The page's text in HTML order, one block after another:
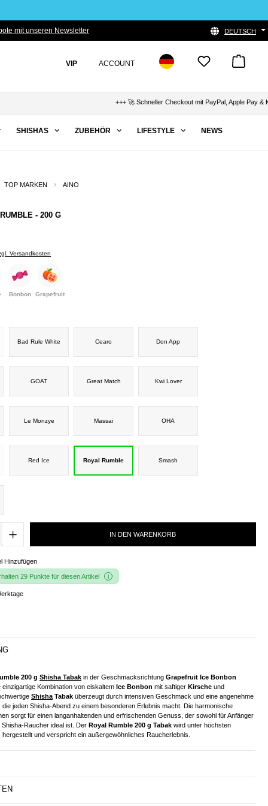
mit unseren Newsletter DEUTSCH
VIP ACCOUNT
+++ 🚀 Schneller Checkout mit PayPal, Apple Pay &
SHISHAS ZUBEHÖR LIFESTYLE NEWS
TOP MARKEN AINO
- 200 G
Versandkosten
Bonbon Grapefruit
Bad Rule White Cearo Don App
GOAT Great Match Kwi Lover
Le Monzye Massai OHA
Red Ice Royal Rumble Smash
IN DEN WARENKORB
Hinzufügen
29 Punkte für diesen Artikel
200 g Shisha Tabak in der Geschmacksrichtung Grapefruit Ice Bonbon
einzigartige Kombination von eiskaltem Ice Bonbon mit saftiger Kirsche und
Shisha Tabak überzeugt durch intensiven Geschmack und eine angenehme
jeden Shisha-Abend zu einem besonderen Erlebnis macht. Die harmonische
sorgt für einen langanhaltenden und erfrischenden Genuss, der sowohl für Anfänger
Raucher ideal ist. Der Royal Rumble 200 g Tabak wird unter höchsten
und verspricht ein außergewöhnliches Raucherlebnis.